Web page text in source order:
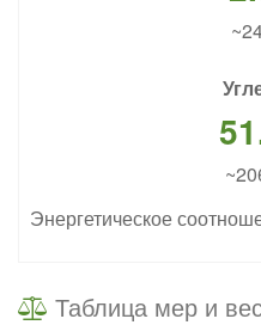
Энергетическое
Таблица мер и